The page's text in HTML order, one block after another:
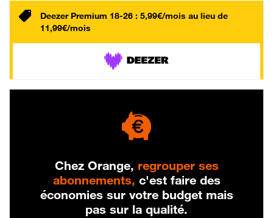
Deezer Premium 18-26 : 5,99€/mois au lieu de
11,99€/mois
Chez Orange, regrouper ses
abonnements, c'est faire des
économies sur votre budget mais
pas sur la qualité.